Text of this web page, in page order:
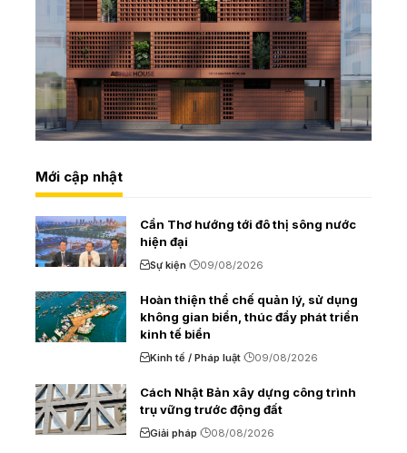
Mới cập nhật
Cần Thơ hướng tới đô thị sông nước
hiện đại
Sự kiện 09/08/2026
Hoàn thiện thể chế quản lý, sử dụng
không gian biển, thúc đẩy phát triển
kinh tế biển
Kinh tế / Pháp luật 09/08/2026
Cách Nhật Bản xây dựng công trình
trụ vững trước động đất
Giải pháp 08/08/2026